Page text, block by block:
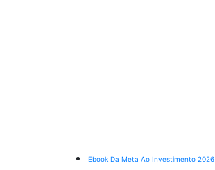
Ebook Da Meta Ao Investimento 2026